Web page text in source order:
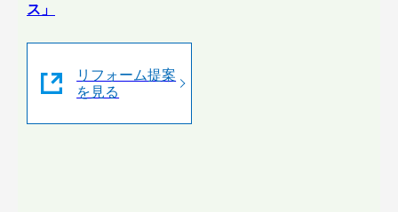
ス」
リフォーム提案
を見る